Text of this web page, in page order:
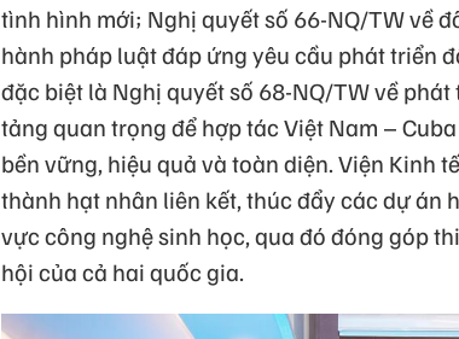
tình hình mới; Nghị quyết số 66-NQ/TW về
hành pháp luật đáp ứng yêu cầu phát triển
đặc biệt là Nghị quyết số 68-NQ/TW về
tảng quan trọng để hợp tác Việt Nam –
bền vững, hiệu quả và toàn diện. Viện Kinh
thành hạt nhân liên kết, thúc đẩy các dự án
vực công nghệ sinh học, qua đó đóng góp
hội của cả hai quốc gia.